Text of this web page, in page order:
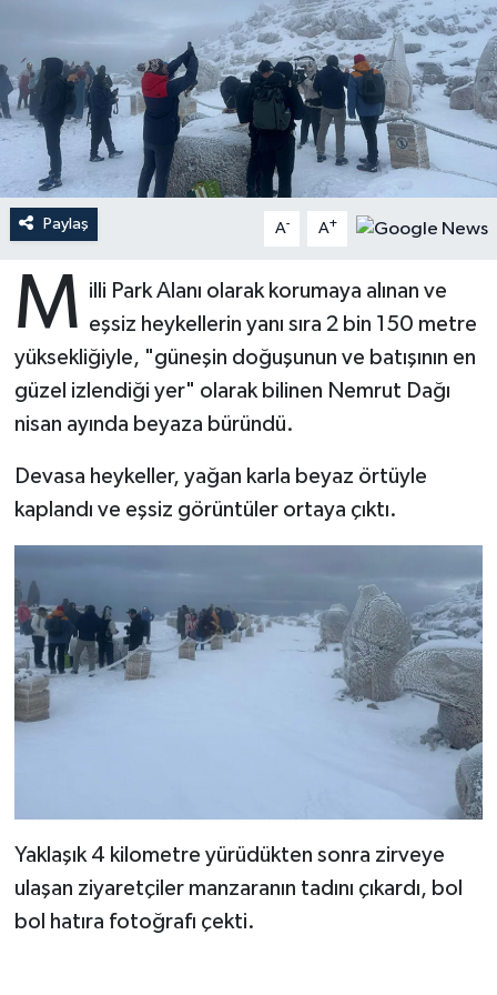
Paylaş A- A+
M illi Park Alanı olarak korumaya alınan ve
eşsiz heykellerin yanı sıra 2 bin 150 metre
yüksekliğiyle, "güneşin doğuşunun ve batışının en
güzel izlendiği yer" olarak bilinen Nemrut Dağı
nisan ayında beyaza büründü.
Devasa heykeller, yağan karla beyaz örtüyle
kaplandı ve eşsiz görüntüler ortaya çıktı.
Yaklaşık 4 kilometre yürüdükten sonra zirveye
ulaşan ziyaretçiler manzaranın tadını çıkardı, bol
bol hatıra fotoğrafı çekti.
Ardahan Müftülüğü
Artvin Müftülüğü
Aydın Müftülüğü
Balıkesir Müftülüğü
Batman Müftülüğü
Bayburt Müftülüğü
Bilecik Müftülüğü
Bingöl Müftülüğü
Bitlis Müftülüğü
Bolu Müftülüğü
Burdur Müftülüğü
Çorum Müftülüğü
Kudüs
Kurban
Mukabele
Peygamberimizin Hayatı
Sahabeler
Zekat
Hutbeler
DİYANET AKADEMİ
DİYANET GENÇLİK
DİYANET RADYO/TV
Dünya
Eğitim
Kültür-Sanat
Sağlık
Makaleler
Ekonomi
Biyografiler